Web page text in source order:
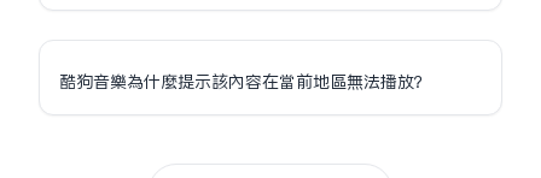
酷狗音樂為什麼提示該內容在當前地區無法播放？